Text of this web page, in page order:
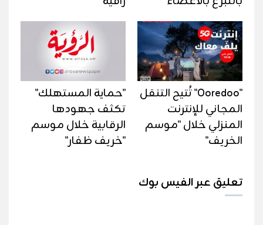
"Ooredoo" تُتيح التنقل
المجاني للإنترنت
المنزلي خلال "موسم
الخريف"
"حماية المستهلك"
تكثف جهودها
الرقابية خلال موسم
"خريف ظفار"
تعليق عبر الفيس بوك